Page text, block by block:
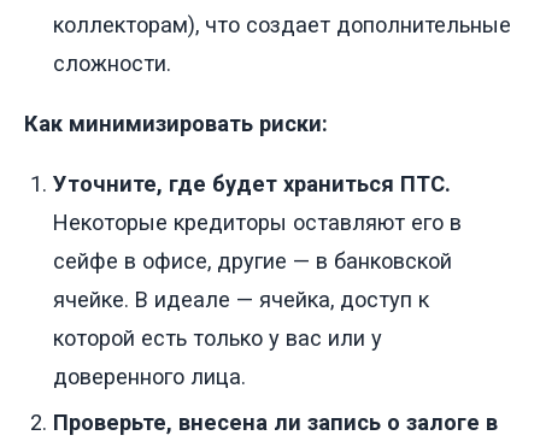
коллекторам), что создает дополнительные
сложности.
Как минимизировать риски:
Уточните, где будет храниться ПТС.
Некоторые кредиторы оставляют его в
сейфе в офисе, другие — в банковской
ячейке. В идеале — ячейка, доступ к
которой есть только у вас или у
доверенного лица.
Проверьте, внесена ли запись о залоге в